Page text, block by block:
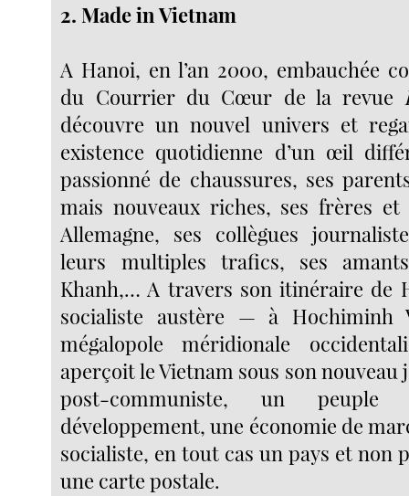
2. Made in Vietnam
A Hanoi, en l’an 2000, embauchée
du Courrier du Cœur de la revue
découvre un nouvel univers et
existence quotidienne d’un œil
passionné de chaussures, ses
mais nouveaux riches, ses frères
Allemagne, ses collègues
leurs multiples trafics, ses
Khanh,… A travers son itinéraire de
socialiste austère — à Hochiminh
mégalopole méridionale
aperçoit le Vietnam sous son nouveau
post-communiste, un
développement, une économie de
socialiste, en tout cas un pays et non
une carte postale.